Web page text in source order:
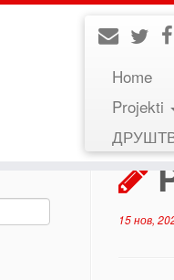
Home
Projekti
Pretnje i izazovi
15 нов,